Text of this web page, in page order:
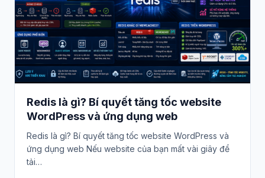
Redis là gì? Bí quyết tăng tốc website
WordPress và ứng dụng web
Redis là gì? Bí quyết tăng tốc website WordPress và
ứng dụng web Nếu website của bạn mất vài giây để
tải…